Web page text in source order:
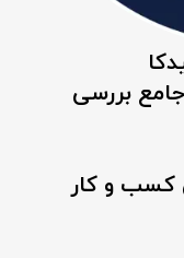
صورت جامع بررسی
کسب و کار